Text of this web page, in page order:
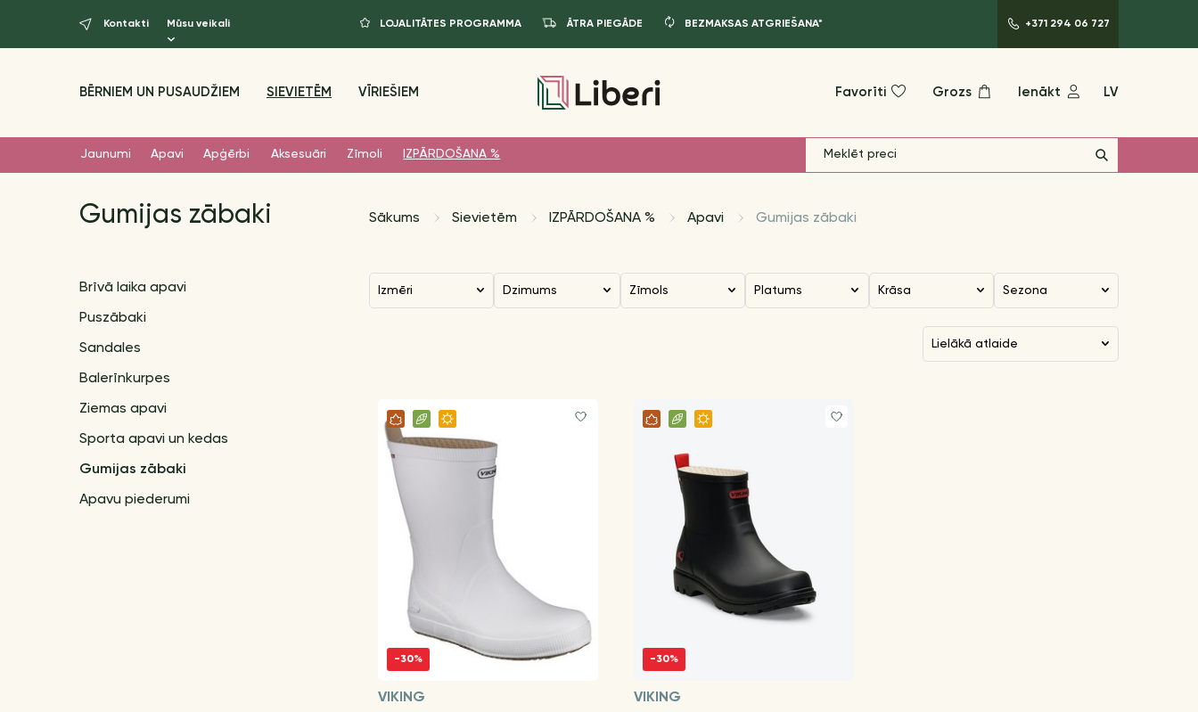
Kontakti Mūsu veikali LOJALITĀTES PROGRAMMA ĀTRA PIEGĀDE BEZMAKSAS ATGRIEŠANA* +371 294 06 727
BĒRNIEM UN PUSAUDŽIEM SIEVIETĒM VĪRIEŠIEM Favorīti Grozs Ienākt LV
Jaunumi Apavi Apģērbi Aksesuāri Zīmoli IZPĀRDOŠANA %
Gumijas zābaki Sākums Sievietēm IZPĀRDOŠANA % Apavi Gumijas zābaki
Brīvā laika apavi
Puszābaki
Sandales
Balerīnkurpes
Ziemas apavi
Sporta apavi un kedas
Gumijas zābaki
Apavu piederumi
Izmēri Dzimums Zīmols Platums Krāsa Sezona
lielākā atlaide
-30%
VIKING
-30%
VIKING